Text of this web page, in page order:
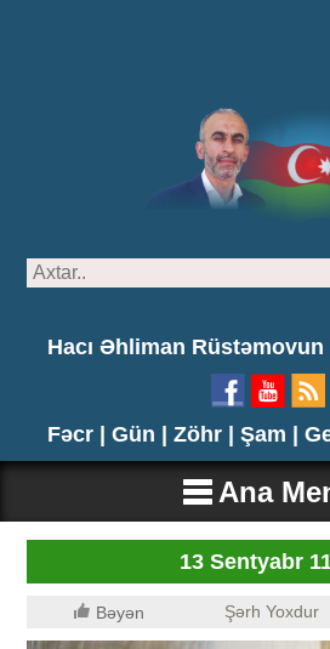
Hacı Əhliman
Fəcr | Gün | Zöhr | Şam |
Ana
13 Sentyabr
Bəyən Şərh Yoxdur